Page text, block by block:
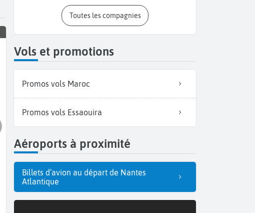
Balade dans la Médina
Toutes les compagnies
Vols et promotions
Promos vols Maroc
Promos vols Essaouira
Aéroports à proximité
Billets d’avion au départ de Nantes
Atlantique